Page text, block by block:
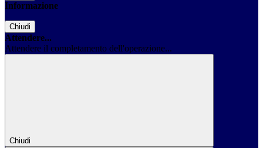
Informazione
Chiudi
Attendere...
Attendere il completamento dell'operazione...
Chiudi